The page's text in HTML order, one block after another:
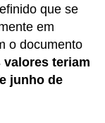
que se
em
o documento
valores teriam
junho de